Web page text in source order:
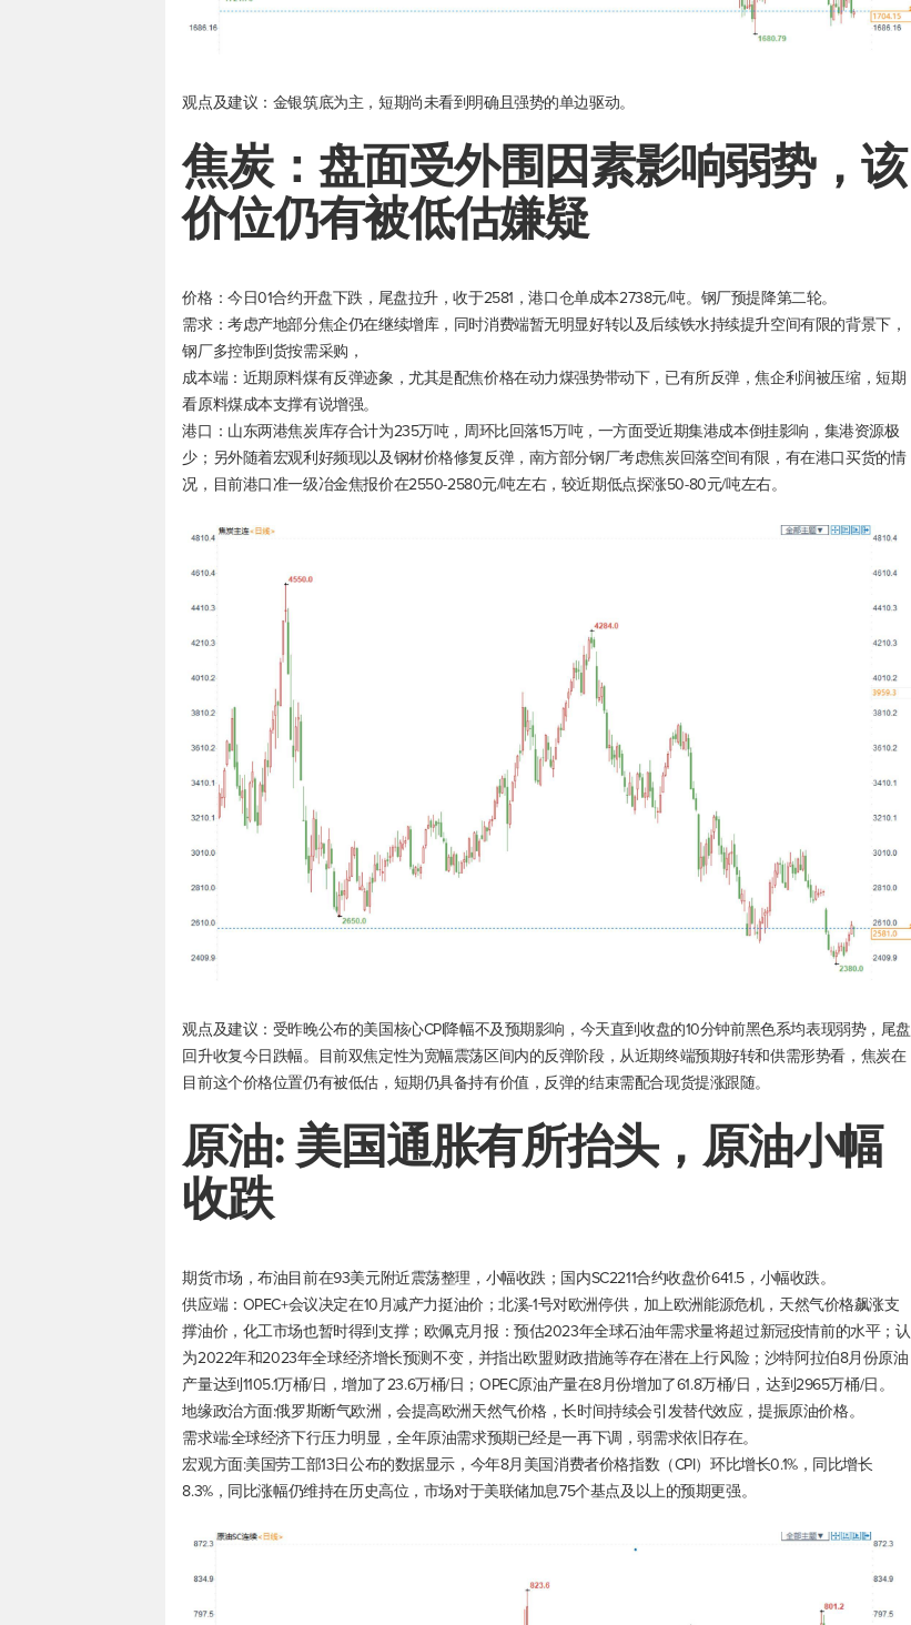
观点及建议：金银筑底为主，短期尚未看到明确且强势的单边驱动。
焦炭：盘面受外围因素影响弱势，该
价位仍有被低估嫌疑
价格：今日01合约开盘下跌，尾盘拉升，收于2581，港口仓单成本2738元/吨。钢厂预提降第二轮。
需求：考虑产地部分焦企仍在继续增库，同时消费端暂无明显好转以及后续铁水持续提升空间有限的背景下，
钢厂多控制到货按需采购，
成本端：近期原料煤有反弹迹象，尤其是配焦价格在动力煤强势带动下，已有所反弹，焦企利润被压缩，短期
看原料煤成本支撑有说增强。
港口：山东两港焦炭库存合计为235万吨，周环比回落15万吨，一方面受近期集港成本倒挂影响，集港资源极
少；另外随着宏观利好频现以及钢材价格修复反弹，南方部分钢厂考虑焦炭回落空间有限，有在港口买货的情
况，目前港口准一级冶金焦报价在2550-2580元/吨左右，较近期低点探涨50-80元/吨左右。
观点及建议：受昨晚公布的美国核心CPI降幅不及预期影响，今天直到收盘的10分钟前黑色系均表现弱势，尾盘
回升收复今日跌幅。目前双焦定性为宽幅震荡区间内的反弹阶段，从近期终端预期好转和供需形势看，焦炭在
目前这个价格位置仍有被低估，短期仍具备持有价值，反弹的结束需配合现货提涨跟随。
原油: 美国通胀有所抬头，原油小幅
收跌
期货市场，布油目前在93美元附近震荡整理，小幅收跌；国内SC2211合约收盘价641.5，小幅收跌。
供应端：OPEC+会议决定在10月减产力挺油价；北溪-1号对欧洲停供，加上欧洲能源危机，天然气价格飙涨支
撑油价，化工市场也暂时得到支撑；欧佩克月报：预估2023年全球石油年需求量将超过新冠疫情前的水平；认
为2022年和2023年全球经济增长预测不变，并指出欧盟财政措施等存在潜在上行风险；沙特阿拉伯8月份原油
产量达到1105.1万桶/日，增加了23.6万桶/日；OPEC原油产量在8月份增加了61.8万桶/日，达到2965万桶/日。
地缘政治方面:俄罗斯断气欧洲，会提高欧洲天然气价格，长时间持续会引发替代效应，提振原油价格。
需求端:全球经济下行压力明显，全年原油需求预期已经是一再下调，弱需求依旧存在。
宏观方面:美国劳工部13日公布的数据显示，今年8月美国消费者价格指数（CPI）环比增长0.1%，同比增长
8.3%，同比涨幅仍维持在历史高位，市场对于美联储加息75个基点及以上的预期更强。